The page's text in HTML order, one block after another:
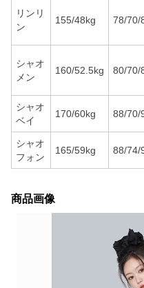
リンリ
ン
155/48kg 78/70/
シャオ
メン
160/52.5kg 80/70/
シャオ
ベイ
170/60kg 88/70/
シャオ
フォン
165/59kg 88/74/
商品画像